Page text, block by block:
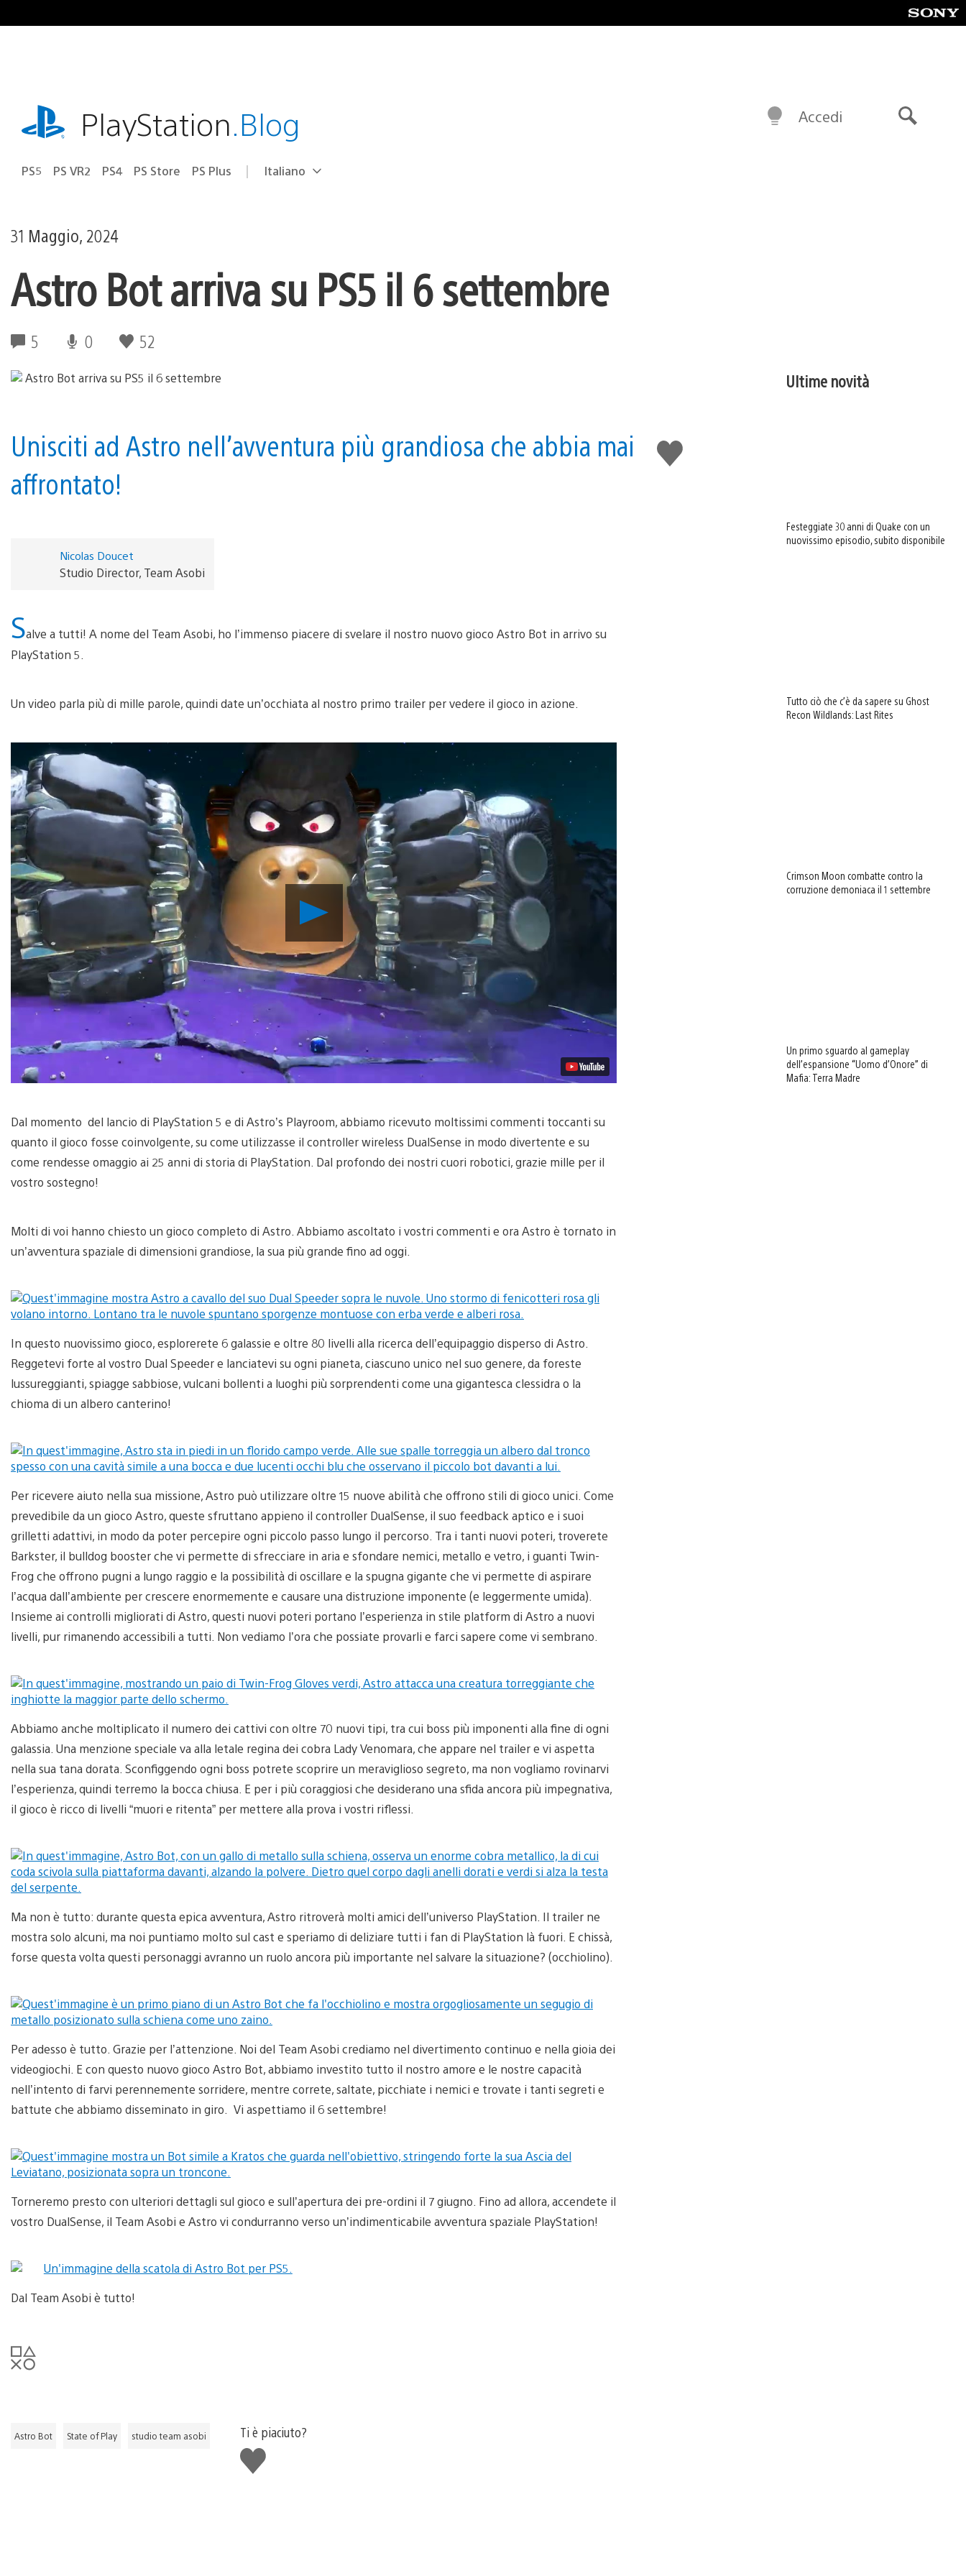
al
playstation.comPlayStation.Blog
PS5 PS VR2 PS4 PS Store PS Plus Seleziona
Regione
Italiano
Accedi
31 Maggio, 2024
Astro Bot arriva su PS5 il 6 settembre
5 0 52
Mi
piace
Unisciti ad Astro nell’avventura più grandiosa che abbia mai
affrontato!
Nicolas Doucet
Studio Director, Team Asobi
Salve a tutti! A nome del Team Asobi, ho l’immenso piacere di svelare il nostro nuovo gioco Astro Bot in arrivo su
PlayStation 5.
Un video parla più di mille parole, quindi date un’occhiata al nostro primo trailer per vedere il gioco in azione.
Riproduci
video
Dal momento del lancio di PlayStation 5 e di Astro’s Playroom, abbiamo ricevuto moltissimi commenti toccanti su
quanto il gioco fosse coinvolgente, su come utilizzasse il controller wireless DualSense in modo divertente e su
come rendesse omaggio ai 25 anni di storia di PlayStation. Dal profondo dei nostri cuori robotici, grazie mille per il
vostro sostegno!
Molti di voi hanno chiesto un gioco completo di Astro. Abbiamo ascoltato i vostri commenti e ora Astro è tornato in
un’avventura spaziale di dimensioni grandiose, la sua più grande fino ad oggi.
In questo nuovissimo gioco, esplorerete 6 galassie e oltre 80 livelli alla ricerca dell’equipaggio disperso di Astro.
Reggetevi forte al vostro Dual Speeder e lanciatevi su ogni pianeta, ciascuno unico nel suo genere, da foreste
lussureggianti, spiagge sabbiose, vulcani bollenti a luoghi più sorprendenti come una gigantesca clessidra o la
chioma di un albero canterino!
Per ricevere aiuto nella sua missione, Astro può utilizzare oltre 15 nuove abilità che offrono stili di gioco unici. Come
prevedibile da un gioco Astro, queste sfruttano appieno il controller DualSense, il suo feedback aptico e i suoi
grilletti adattivi, in modo da poter percepire ogni piccolo passo lungo il percorso. Tra i tanti nuovi poteri, troverete
Barkster, il bulldog booster che vi permette di sfrecciare in aria e sfondare nemici, metallo e vetro, i guanti Twin-
Frog che offrono pugni a lungo raggio e la possibilità di oscillare e la spugna gigante che vi permette di aspirare
l’acqua dall’ambiente per crescere enormemente e causare una distruzione imponente (e leggermente umida).
Insieme ai controlli migliorati di Astro, questi nuovi poteri portano l’esperienza in stile platform di Astro a nuovi
livelli, pur rimanendo accessibili a tutti. Non vediamo l’ora che possiate provarli e farci sapere come vi sembrano.
Abbiamo anche moltiplicato il numero dei cattivi con oltre 70 nuovi tipi, tra cui boss più imponenti alla fine di ogni
galassia. Una menzione speciale va alla letale regina dei cobra Lady Venomara, che appare nel trailer e vi aspetta
nella sua tana dorata. Sconfiggendo ogni boss potrete scoprire un meraviglioso segreto, ma non vogliamo rovinarvi
l’esperienza, quindi terremo la bocca chiusa. E per i più coraggiosi che desiderano una sfida ancora più impegnativa,
il gioco è ricco di livelli “muori e ritenta” per mettere alla prova i vostri riflessi.
Ma non è tutto: durante questa epica avventura, Astro ritroverà molti amici dell’universo PlayStation. Il trailer ne
mostra solo alcuni, ma noi puntiamo molto sul cast e speriamo di deliziare tutti i fan di PlayStation là fuori. E chissà,
forse questa volta questi personaggi avranno un ruolo ancora più importante nel salvare la situazione? (occhiolino).
Per adesso è tutto. Grazie per l’attenzione. Noi del Team Asobi crediamo nel divertimento continuo e nella gioia dei
videogiochi. E con questo nuovo gioco Astro Bot, abbiamo investito tutto il nostro amore e le nostre capacità
nell’intento di farvi perennemente sorridere, mentre correte, saltate, picchiate i nemici e trovate i tanti segreti e
battute che abbiamo disseminato in giro. Vi aspettiamo il 6 settembre!
Torneremo presto con ulteriori dettagli sul gioco e sull’apertura dei pre-ordini il 7 giugno. Fino ad allora, accendete il
vostro DualSense, il Team Asobi e Astro vi condurranno verso un’indimenticabile avventura spaziale PlayStation!
Dal Team Asobi è tutto!
Astro Bot State of Play studio team asobi
Ti è piaciuto?
Mi
piace
Ultime novità
Festeggiate 30 anni di Quake con un
nuovissimo episodio, subito disponibile
Tutto ciò che c’è da sapere su Ghost
Recon Wildlands: Last Rites
Crimson Moon combatte contro la
corruzione demoniaca il 1 settembre
Un primo sguardo al gameplay
dell’espansione “Uomo d’Onore” di
Mafia: Terra Madre